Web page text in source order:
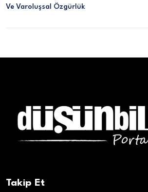
Ve Varoluşsal Özgürlük
Takip Et